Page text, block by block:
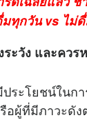
ทุกวัน vs ไม่ดื่
ะวัง และควร
ระโยชน์ในก
อผู้ที่มีภาวะดั